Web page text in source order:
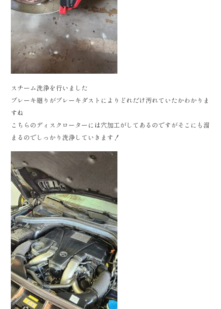
スチーム洗浄を行いました
ブレーキ廻りがブレーキダストによりどれだけ汚れていたかわかりま
すね
こちらのディスクローターには穴加工がしてあるのですがそこにも溜
まるのでしっかり洗浄していきます！